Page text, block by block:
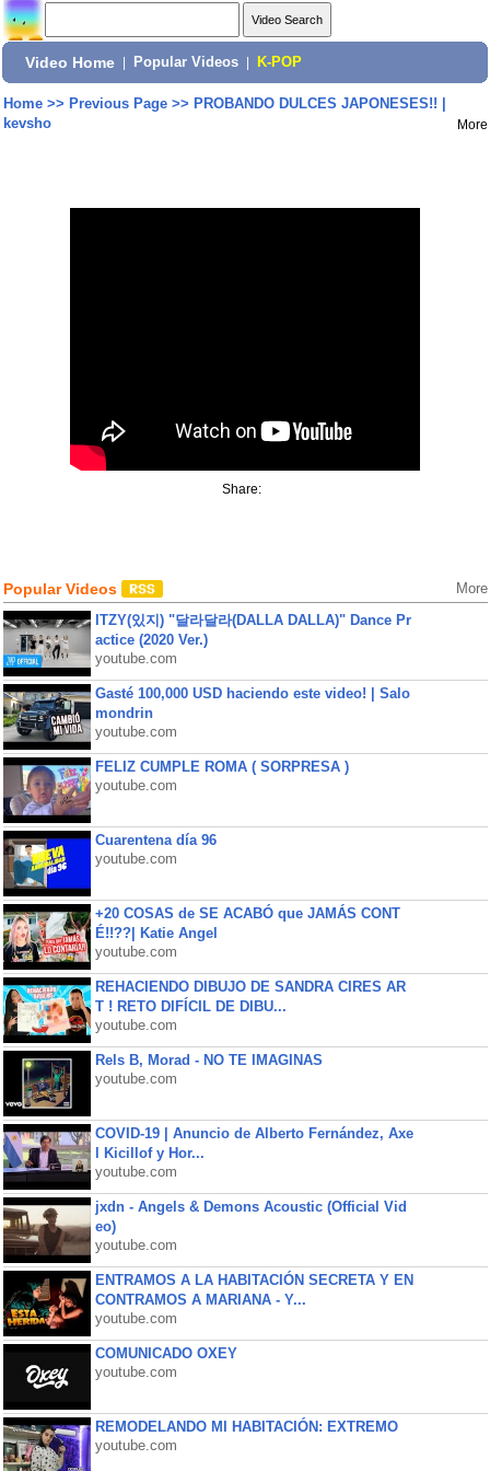
Video Home Popular Videos K-POP
Home>> Previous Page>> PROBANDO DULCES JAPONESES!! |
kevsho
More
Share:
Popular Videos More
ITZY(있지) "달라달라(DALLA DALLA)" Dance Pr
actice (2020 Ver.)
youtube.com
Gasté 100,000 USD haciendo este video! | Salo
mondrin
youtube.com
FELIZ CUMPLE ROMA ( SORPRESA )
youtube.com
Cuarentena día 96
youtube.com
+20 COSAS de SE ACABÓ que JAMÁS CONT
É!!??| Katie Angel
youtube.com
REHACIENDO DIBUJO DE SANDRA CIRES AR
T ! RETO DIFÍCIL DE DIBU...
youtube.com
Rels B, Morad - NO TE IMAGINAS
youtube.com
COVID-19 | Anuncio de Alberto Fernández, Axe
l Kicillof y Hor...
youtube.com
jxdn - Angels & Demons Acoustic (Official Vid
eo)
youtube.com
ENTRAMOS A LA HABITACIÓN SECRETA Y EN
CONTRAMOS A MARIANA - Y...
youtube.com
COMUNICADO OXEY
youtube.com
REMODELANDO MI HABITACIÓN: EXTREMO
youtube.com